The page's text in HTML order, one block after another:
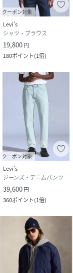
クーポン対象
Levi's
シャツ・ブラウス
19,800円
180ポイント(1倍)
クーポン対象
Levi's
ジーンズ・デニムパンツ
39,600円
360ポイント(1倍)